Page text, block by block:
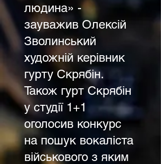
людина» -
зауважив Олексій
Зволинський
художній керівник
гурту Скрябін.
Також гурт Скрябін
у студії 1+1
оголосив конкурс
на пошук вокаліста
військового з яким